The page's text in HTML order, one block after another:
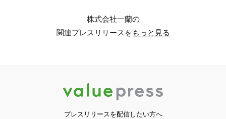
株式会社一蘭の
関連プレスリリースをもっと見る
プレスリリースを配信したい方へ